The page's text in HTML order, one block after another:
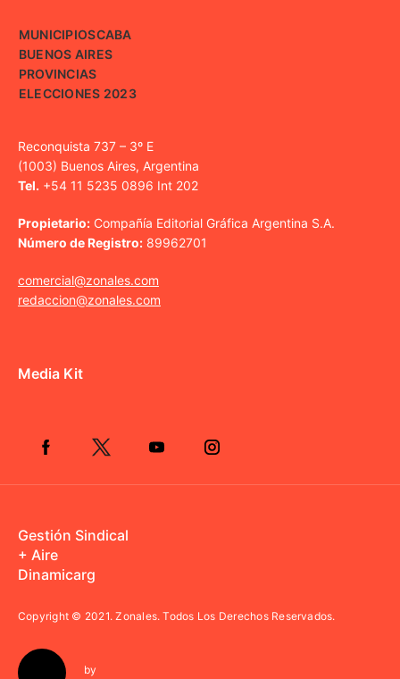
MUNICIPIOSCABA
BUENOS AIRES
PROVINCIAS
ELECCIONES 2023
Reconquista 737 – 3º E
(1003) Buenos Aires, Argentina
Tel. +54 11 5235 0896 Int 202
Propietario: Compañía Editorial Gráfica Argentina S.A.
Número de Registro: 89962701
comercial@zonales.com
redaccion@zonales.com
Media Kit
Gestión Sindical
+ Aire
Dinamicarg
Copyright © 2021.Zonales. Todos Los Derechos Reservados.
by